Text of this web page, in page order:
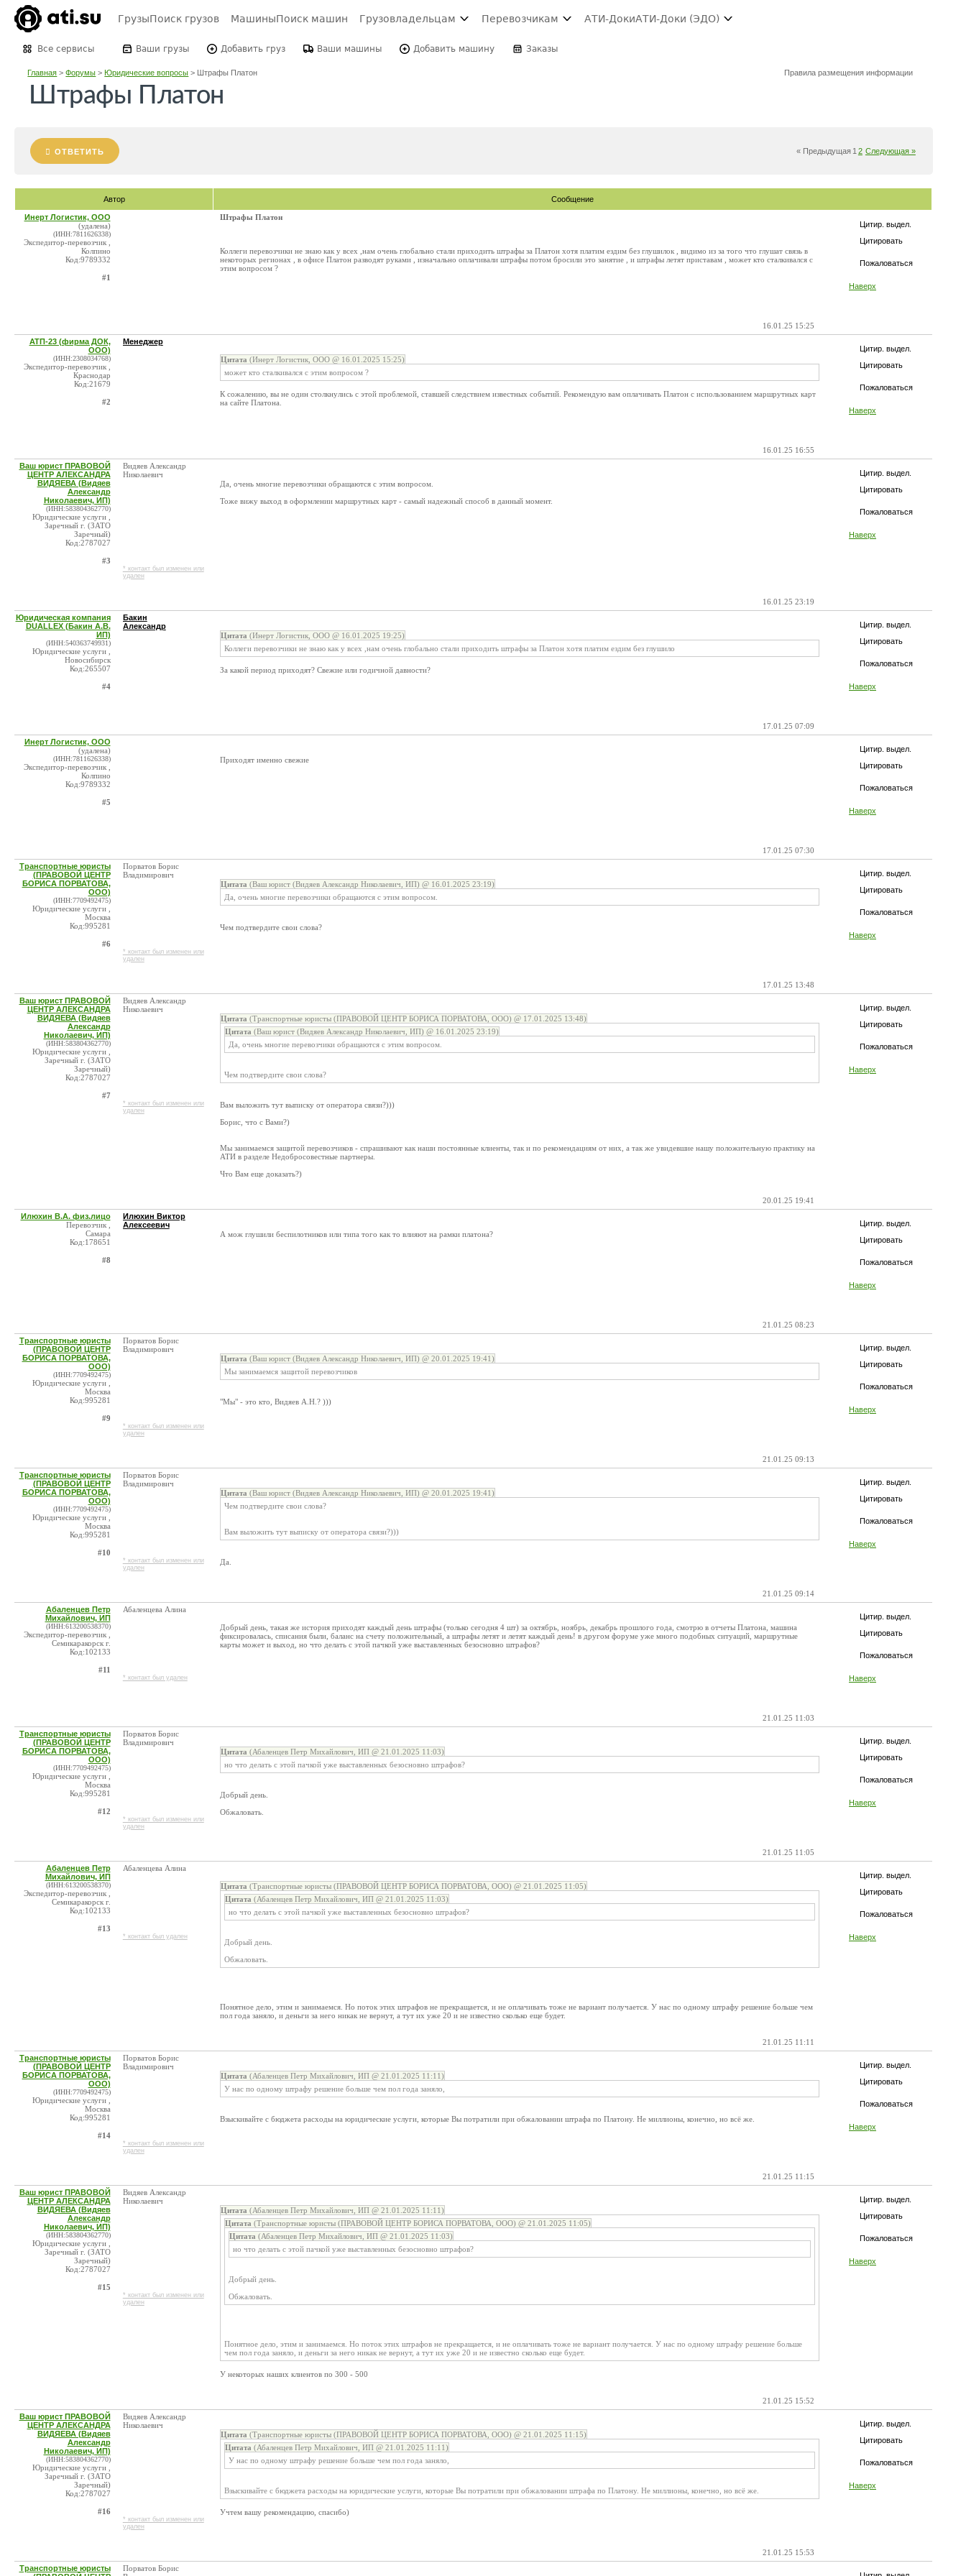
ГрузыПоиск грузов МашиныПоиск машин Грузовладельцам Перевозчикам АТИ-ДокиАТИ-Доки (ЭДО)
Все сервисы Ваши грузы Добавить груз Ваши машины Добавить машину Заказы
Главная >Форумы >Юридические вопросы > Штрафы Платон Правила размещения информации
Штрафы Платон
ОТВЕТИТЬ « Предыдущая 1 2 Следующая »
Автор Сообщение
Цитир. выдел.
Цитировать
Пожаловаться
Наверх
Инерт Логистик, ООО
(удалена)
(ИНН:7811626338)
Экспедитор-перевозчик ,
Колпино
Код:9789332
#1
Штрафы Платон
Коллеги перевозчики не знаю как у всех ,нам очень глобально стали приходить штрафы за Платон хотя платим ездим без глушилок , видимо из за того что глушат связь в
некоторых регионах , в офисе Платон разводят руками , изначально оплачивали штрафы потом бросили это занятие , и штрафы летят приставам , может кто сталкивался с
этим вопросом ?
16.01.25 15:25
Цитир. выдел.
Цитировать
Пожаловаться
Наверх
АТП-23 (фирма ДОК,
ООО)
(ИНН:2308034768)
Экспедитор-перевозчик ,
Краснодар
Код:21679
#2
Менеджер
Цитата (Инерт Логистик, ООО @ 16.01.2025 15:25)
может кто сталкивался с этим вопросом ?
К сожалению, вы не один столкнулись с этой проблемой, ставшей следствием известных событий. Рекомендую вам оплачивать Платон с использованием маршрутных карт
на сайте Платона.
16.01.25 16:55
Цитир. выдел.
Цитировать
Пожаловаться
Наверх
Ваш юрист ПРАВОВОЙ
ЦЕНТР АЛЕКСАНДРА
ВИДЯЕВА (Видяев
Александр
Николаевич, ИП)
(ИНН:583804362770)
Юридические услуги ,
Заречный г. (ЗАТО
Заречный)
Код:2787027
#3
Видяев Александр
Николаевич
* контакт был изменен или
удален
Да, очень многие перевозчики обращаются с этим вопросом.
Тоже вижу выход в оформлении маршрутных карт - самый надежный способ в данный момент.
16.01.25 23:19
Цитир. выдел.
Цитировать
Пожаловаться
Наверх
Юридическая компания
DUALLEX (Бакин А.В.
ИП)
(ИНН:540363749931)
Юридические услуги ,
Новосибирск
Код:265507
#4
Бакин
Александр
Цитата (Инерт Логистик, ООО @ 16.01.2025 19:25)
Коллеги перевозчики не знаю как у всех ,нам очень глобально стали приходить штрафы за Платон хотя платим ездим без глушило
За какой период приходят? Свежие или годичной давности?
17.01.25 07:09
Цитир. выдел.
Цитировать
Пожаловаться
Наверх
Инерт Логистик, ООО
(удалена)
(ИНН:7811626338)
Экспедитор-перевозчик ,
Колпино
Код:9789332
#5
Приходят именно свежие
17.01.25 07:30
Цитир. выдел.
Цитировать
Пожаловаться
Наверх
Транспортные юристы
(ПРАВОВОЙ ЦЕНТР
БОРИСА ПОРВАТОВА,
ООО)
(ИНН:7709492475)
Юридические услуги ,
Москва
Код:995281
#6
Порватов Борис
Владимирович
* контакт был изменен или
удален
Цитата (Ваш юрист (Видяев Александр Николаевич, ИП) @ 16.01.2025 23:19)
Да, очень многие перевозчики обращаются с этим вопросом.
Чем подтвердите свои слова?
17.01.25 13:48
Цитир. выдел.
Цитировать
Пожаловаться
Наверх
Ваш юрист ПРАВОВОЙ
ЦЕНТР АЛЕКСАНДРА
ВИДЯЕВА (Видяев
Александр
Николаевич, ИП)
(ИНН:583804362770)
Юридические услуги ,
Заречный г. (ЗАТО
Заречный)
Код:2787027
#7
Видяев Александр
Николаевич
* контакт был изменен или
удален
Цитата (Транспортные юристы (ПРАВОВОЙ ЦЕНТР БОРИСА ПОРВАТОВА, ООО) @ 17.01.2025 13:48)
Цитата (Ваш юрист (Видяев Александр Николаевич, ИП) @ 16.01.2025 23:19)
Да, очень многие перевозчики обращаются с этим вопросом.
Чем подтвердите свои слова?
Вам выложить тут выписку от оператора связи?)))
Борис, что с Вами?)
Мы занимаемся защитой перевозчиков - спрашивают как наши постоянные клиенты, так и по рекомендациям от них, а так же увидевшие нашу положительную практику на
АТИ в разделе Недобросовестные партнеры.
Что Вам еще доказать?)
20.01.25 19:41
Цитир. выдел.
Цитировать
Пожаловаться
Наверх
Илюхин В.А. физ.лицо
Перевозчик ,
Самара
Код:178651
#8
Илюхин Виктор
Алексеевич
А мож глушили беспилотников или типа того как то влияют на рамки платона?
21.01.25 08:23
Цитир. выдел.
Цитировать
Пожаловаться
Наверх
Транспортные юристы
(ПРАВОВОЙ ЦЕНТР
БОРИСА ПОРВАТОВА,
ООО)
(ИНН:7709492475)
Юридические услуги ,
Москва
Код:995281
#9
Порватов Борис
Владимирович
* контакт был изменен или
удален
Цитата (Ваш юрист (Видяев Александр Николаевич, ИП) @ 20.01.2025 19:41)
Мы занимаемся защитой перевозчиков
"Мы" - это кто, Видяев А.Н.? )))
21.01.25 09:13
Цитир. выдел.
Цитировать
Пожаловаться
Наверх
Транспортные юристы
(ПРАВОВОЙ ЦЕНТР
БОРИСА ПОРВАТОВА,
ООО)
(ИНН:7709492475)
Юридические услуги ,
Москва
Код:995281
#10
Порватов Борис
Владимирович
* контакт был изменен или
удален
Цитата (Ваш юрист (Видяев Александр Николаевич, ИП) @ 20.01.2025 19:41)
Чем подтвердите свои слова?
Вам выложить тут выписку от оператора связи?)))
Да.
21.01.25 09:14
Цитир. выдел.
Цитировать
Пожаловаться
Наверх
Абаленцев Петр
Михайлович, ИП
(ИНН:613200538370)
Экспедитор-перевозчик ,
Семикаракорск г.
Код:102133
#11
Абаленцева Алина
* контакт был удален
Добрый день, такая же история приходят каждый день штрафы (только сегодня 4 шт) за октябрь, ноябрь, декабрь прошлого года, смотрю в отчеты Платона, машина
фиксировалась, списания были, баланс на счету положительный, а штрафы летят и летят каждый день! в другом форуме уже много подобных ситуаций, маршрутные
карты может и выход, но что делать с этой пачкой уже выставленных безосновно штрафов?
21.01.25 11:03
Цитир. выдел.
Цитировать
Пожаловаться
Наверх
Транспортные юристы
(ПРАВОВОЙ ЦЕНТР
БОРИСА ПОРВАТОВА,
ООО)
(ИНН:7709492475)
Юридические услуги ,
Москва
Код:995281
#12
Порватов Борис
Владимирович
* контакт был изменен или
удален
Цитата (Абаленцев Петр Михайлович, ИП @ 21.01.2025 11:03)
но что делать с этой пачкой уже выставленных безосновно штрафов?
Добрый день.
Обжаловать.
21.01.25 11:05
Цитир. выдел.
Цитировать
Пожаловаться
Наверх
Абаленцев Петр
Михайлович, ИП
(ИНН:613200538370)
Экспедитор-перевозчик ,
Семикаракорск г.
Код:102133
#13
Абаленцева Алина
* контакт был удален
Цитата (Транспортные юристы (ПРАВОВОЙ ЦЕНТР БОРИСА ПОРВАТОВА, ООО) @ 21.01.2025 11:05)
Цитата (Абаленцев Петр Михайлович, ИП @ 21.01.2025 11:03)
но что делать с этой пачкой уже выставленных безосновно штрафов?
Добрый день.
Обжаловать.
Понятное дело, этим и занимаемся. Но поток этих штрафов не прекращается, и не оплачивать тоже не вариант получается. У нас по одному штрафу решение больше чем
пол года заняло, и деньги за него никак не вернут, а тут их уже 20 и не известно сколько еще будет.
21.01.25 11:11
Цитир. выдел.
Цитировать
Пожаловаться
Наверх
Транспортные юристы
(ПРАВОВОЙ ЦЕНТР
БОРИСА ПОРВАТОВА,
ООО)
(ИНН:7709492475)
Юридические услуги ,
Москва
Код:995281
#14
Порватов Борис
Владимирович
* контакт был изменен или
удален
Цитата (Абаленцев Петр Михайлович, ИП @ 21.01.2025 11:11)
У нас по одному штрафу решение больше чем пол года заняло,
Взыскивайте с бюджета расходы на юридические услуги, которые Вы потратили при обжаловании штрафа по Платону. Не миллионы, конечно, но всё же.
21.01.25 11:15
Цитир. выдел.
Цитировать
Пожаловаться
Наверх
Ваш юрист ПРАВОВОЙ
ЦЕНТР АЛЕКСАНДРА
ВИДЯЕВА (Видяев
Александр
Николаевич, ИП)
(ИНН:583804362770)
Юридические услуги ,
Заречный г. (ЗАТО
Заречный)
Код:2787027
#15
Видяев Александр
Николаевич
* контакт был изменен или
удален
Цитата (Абаленцев Петр Михайлович, ИП @ 21.01.2025 11:11)
Цитата (Транспортные юристы (ПРАВОВОЙ ЦЕНТР БОРИСА ПОРВАТОВА, ООО) @ 21.01.2025 11:05)
Цитата (Абаленцев Петр Михайлович, ИП @ 21.01.2025 11:03)
но что делать с этой пачкой уже выставленных безосновно штрафов?
Добрый день.
Обжаловать.
Понятное дело, этим и занимаемся. Но поток этих штрафов не прекращается, и не оплачивать тоже не вариант получается. У нас по одному штрафу решение больше
чем пол года заняло, и деньги за него никак не вернут, а тут их уже 20 и не известно сколько еще будет.
У некоторых наших клиентов по 300 - 500
21.01.25 15:52
Цитир. выдел.
Цитировать
Пожаловаться
Наверх
Ваш юрист ПРАВОВОЙ
ЦЕНТР АЛЕКСАНДРА
ВИДЯЕВА (Видяев
Александр
Николаевич, ИП)
(ИНН:583804362770)
Юридические услуги ,
Заречный г. (ЗАТО
Заречный)
Код:2787027
#16
Видяев Александр
Николаевич
* контакт был изменен или
удален
Цитата (Транспортные юристы (ПРАВОВОЙ ЦЕНТР БОРИСА ПОРВАТОВА, ООО) @ 21.01.2025 11:15)
Цитата (Абаленцев Петр Михайлович, ИП @ 21.01.2025 11:11)
У нас по одному штрафу решение больше чем пол года заняло,
Взыскивайте с бюджета расходы на юридические услуги, которые Вы потратили при обжаловании штрафа по Платону. Не миллионы, конечно, но всё же.
Учтем вашу рекомендацию, спасибо)
21.01.25 15:53
Транспортные юристы
Порватов Борис